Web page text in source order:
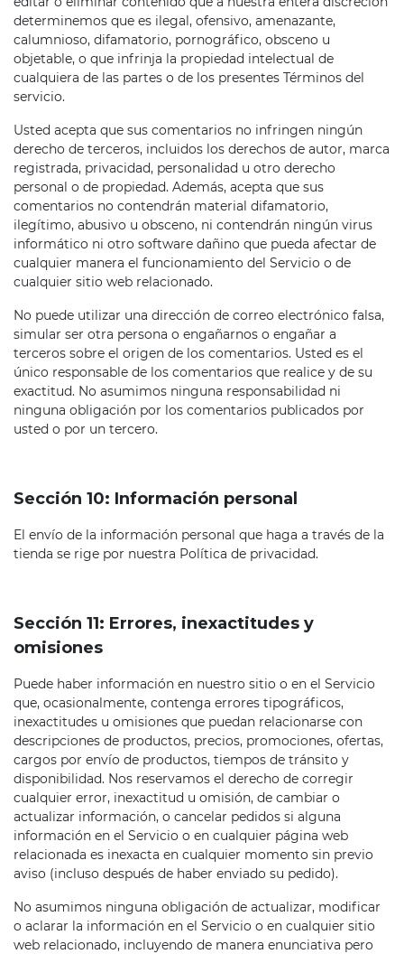
determinemos que es ilegal, ofensivo, amenazante,
calumnioso, difamatorio, pornográfico, obsceno u
objetable, o que infrinja la propiedad intelectual de
cualquiera de las partes o de los presentes Términos del
servicio.
Usted acepta que sus comentarios no infringen ningún
derecho de terceros, incluidos los derechos de autor, marca
registrada, privacidad, personalidad u otro derecho
personal o de propiedad. Además, acepta que sus
comentarios no contendrán material difamatorio,
ilegítimo, abusivo u obsceno, ni contendrán ningún virus
informático ni otro software dañino que pueda afectar de
cualquier manera el funcionamiento del Servicio o de
cualquier sitio web relacionado.
No puede utilizar una dirección de correo electrónico falsa,
simular ser otra persona o engañarnos o engañar a
terceros sobre el origen de los comentarios. Usted es el
único responsable de los comentarios que realice y de su
exactitud. No asumimos ninguna responsabilidad ni
ninguna obligación por los comentarios publicados por
usted o por un tercero.
Sección 10: Información personal
El envío de la información personal que haga a través de la
tienda se rige por nuestra Política de privacidad.
Sección 11: Errores, inexactitudes y
omisiones
Puede haber información en nuestro sitio o en el Servicio
que, ocasionalmente, contenga errores tipográficos,
inexactitudes u omisiones que puedan relacionarse con
descripciones de productos, precios, promociones, ofertas,
cargos por envío de productos, tiempos de tránsito y
disponibilidad. Nos reservamos el derecho de corregir
cualquier error, inexactitud u omisión, de cambiar o
actualizar información, o cancelar pedidos si alguna
información en el Servicio o en cualquier página web
relacionada es inexacta en cualquier momento sin previo
aviso (incluso después de haber enviado su pedido).
No asumimos ninguna obligación de actualizar, modificar
o aclarar la información en el Servicio o en cualquier sitio
web relacionado, incluyendo de manera enunciativa pero